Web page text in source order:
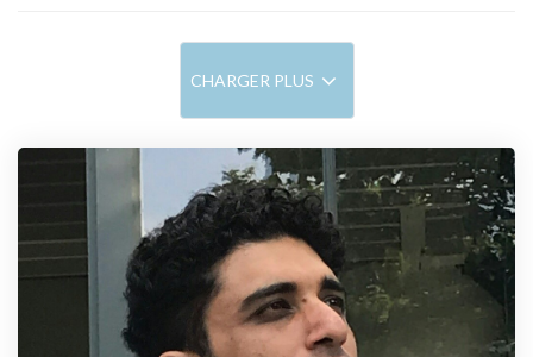
CHARGER PLUS